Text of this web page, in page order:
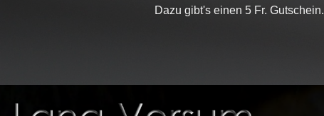
Dazu gibt's einen 5 Fr. Gutschein.